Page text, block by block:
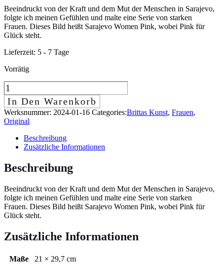
Beeindruckt von der Kraft und dem Mut der Menschen in Sarajevo,
folgte ich meinen Gefühlen und malte eine Serie von starken
Frauen. Dieses Bild heißt Sarajevo Women Pink, wobei Pink für
Glück steht.
Lieferzeit: 5 - 7 Tage
Vorrätig
Sarajevo
Woman
Pink
quantity
In Den Warenkorb
Werksnummer: 2024-01-16 Categories:Brittas Kunst, Frauen,
Original
Beschreibung
Zusätzliche Informationen
Beschreibung
Beeindruckt von der Kraft und dem Mut der Menschen in Sarajevo,
folgte ich meinen Gefühlen und malte eine Serie von starken
Frauen. Dieses Bild heißt Sarajevo Women Pink, wobei Pink für
Glück steht.
Zusätzliche Informationen
Maße 21 × 29,7 cm